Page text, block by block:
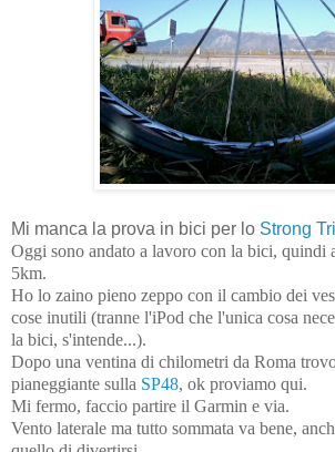
Mi manca la prova in bici per lo Strong
Oggi sono andato a lavoro con la bici, quindi
5km.
Ho lo zaino pieno zeppo con il cambio dei
cose inutili (tranne l'iPod che l'unica cosa
la bici, s'intende...).
Dopo una ventina di chilometri da Roma
pianeggiante sulla SP48, ok proviamo qui.
Mi fermo, faccio partire il Garmin e via.
Vento laterale ma tutto sommata va bene,